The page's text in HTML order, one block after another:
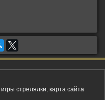
игры стрелялки, карта сайта